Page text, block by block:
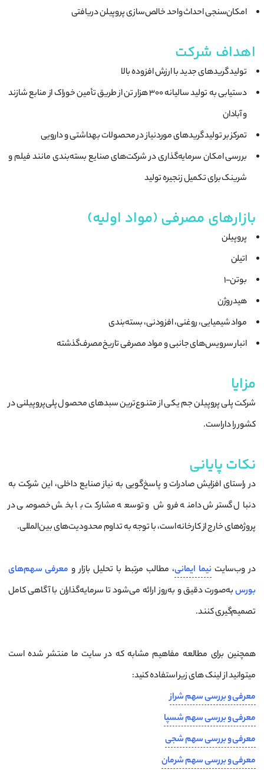
امکان‌سنجی احداث واحد خالص‌سازی پروپیلن دریافتی
اهداف شرکت
تولید گریدهای جدید با ارزش افزوده بالا
دستیابی به تولید سالیانه ۳۰۰ هزار تن از طریق تأمین خوراک از منابع شازند
و آبادان
تمرکز بر تولید گریدهای موردنیاز در محصولات بهداشتی و دارویی
بررسی امکان سرمایه‌گذاری در شرکت‌های صنایع بسته‌بندی مانند فیلم و
شرینک برای تکمیل زنجیره تولید
بازارهای مصرفی (مواد اولیه)
پروپیلن
اتیلن
بوتن-۱
هیدروژن
مواد شیمیایی، روغنی، افزودنی، بسته‌بندی
انبار سرویس‌های جانبی و مواد مصرفی تاریخ‌مصرف‌گذشته
مزایا
شرکت پلی پروپیلن جم یکی از متنوع‌ترین سبدهای محصول پلی‌پروپیلنی در
کشور را داراست.
نکات پایانی
در راستای افزایش صادرات و پاسخ‌گویی به نیاز صنایع داخلی، این شرکت به
دنبال گسترش دامنه فروش و توسعه مشارکت با بخش خصوصی در
پروژه‌های خارج از کارخانه است، با توجه به تداوم محدودیت‌های بین‌المللی.
در وب‌سایتنیما ایمانی، مطالب مرتبط با تحلیل بازار و معرفی سهم‌های
بورسبه‌صورت دقیق و به‌روز ارائه می‌شود تا سرمایه‌گذاران با آگاهی کامل
تصمیم‌گیری کنند.
همچنین برای مطالعه مفاهیم مشابه که در سایت ما منتشر شده است
میتوانید از لینک های زیر استفاده کنید:
معرفی و بررسی سهم شراز
معرفی و بررسی سهم شسپا
معرفی و بررسی سهم شجی
معرفی و بررسی سهم شرمان